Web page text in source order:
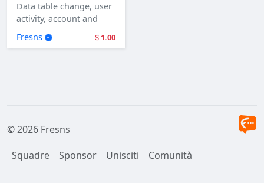
Data table change, user
activity, account and
user login.
Fresns 1.00
© 2026 Fresns
Squadre
Sponsor Unisciti Comunità